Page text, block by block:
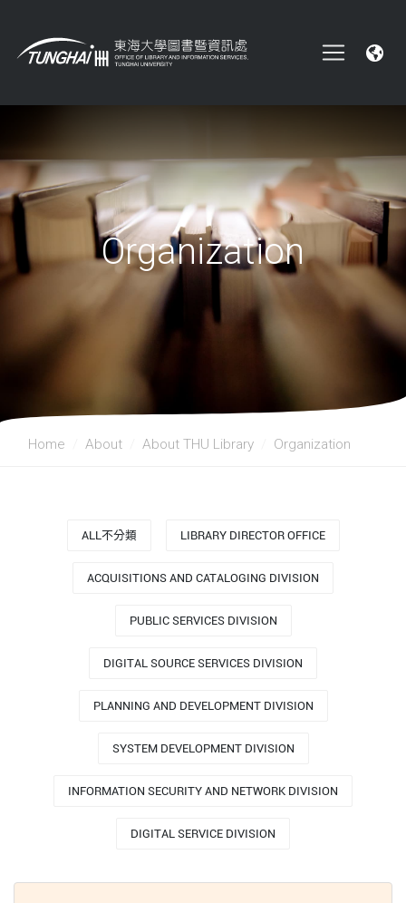
Organization
Home About About THU Library Organization
ALL不分類 LIBRARY DIRECTOR OFFICE
ACQUISITIONS AND CATALOGING DIVISION
PUBLIC SERVICES DIVISION
DIGITAL SOURCE SERVICES DIVISION
PLANNING AND DEVELOPMENT DIVISION
SYSTEM DEVELOPMENT DIVISION
INFORMATION SECURITY AND NETWORK DIVISION
DIGITAL SERVICE DIVISION